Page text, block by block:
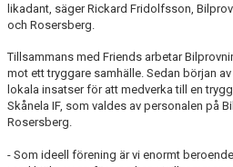
likadant, säger Rickard Fridolfsson,
och Rosersberg.
Tillsammans med Friends arbetar
mot ett tryggare samhälle. Sedan början
lokala insatser för att medverka till en
Skånela IF, som valdes av personalen på
Rosersberg.
- Som ideell förening är vi enormt